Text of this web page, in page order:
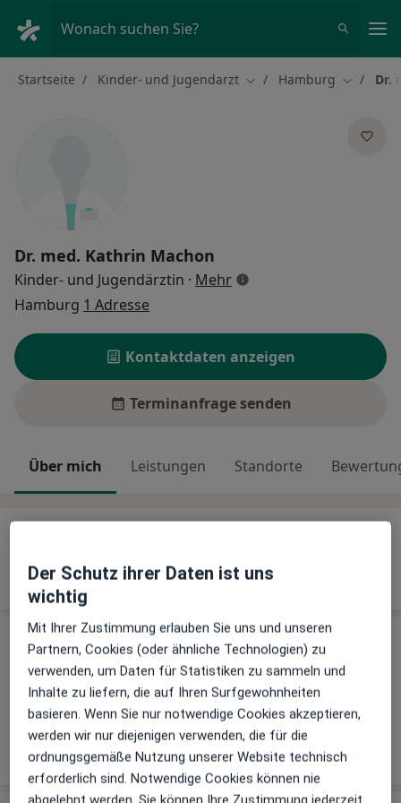
Wonach suchen Sie?
Startseite Kinder- und Jugendarzt Stadt ändern
Hamburg StadtDr.
Dr. med. Kathrin Machon
Kinder- und Jugendärztin · Mehrüber Spezialisierungen
Hamburg 1 Adresse
Kontaktdaten anzeigen
Terminanfrage senden
Über mich Leistungen Standorte
Intensivmediziner
Leistungen
Keine Informationen über Leistungen und Kosten
Auf diesem Profil wurden noch keine Informationen
über Leistungen hinzugefügt.
Der Schutz ihrer Daten ist uns
wichtig
Mit Ihrer Zustimmung erlauben Sie uns und unseren
Partnern, Cookies (oder ähnliche Technologien) zu
verwenden, um Daten für Statistiken zu sammeln und
Inhalte zu liefern, die auf Ihren Surfgewohnheiten
basieren. Wenn Sie nur notwendige Cookies akzeptieren,
werden wir nur diejenigen verwenden, die für die
ordnungsgemäße Nutzung unserer Website technisch
erforderlich sind. Notwendige Cookies können nie
abgelehnt werden. Sie können Ihre Zustimmung jederzeit